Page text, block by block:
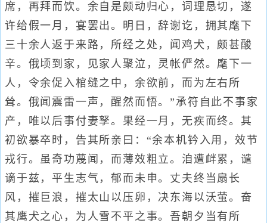
席，再拜而饮。余自是颇动归心，词理恳切，遂
许给假一月，宴罢出。明日，辞谢讫，拥其麾下
三十余人返于来路，所经之处，闻鸡犬，颇甚酸
辛。俄顷到家，见家人聚泣，灵帐俨然。麾下一
人，令余促入棺缝之中，余欲前，而为左右所
耸。俄闻震雷一声，醒然而悟。”承符自此不事家
产，唯以后事付妻孥。果经一月，无疾而终。其
初欲暴卒时，告其所亲曰：“余本机钤入用，效节
戎行。虽奇功蔑闻，而薄效粗立。洎遭衅累，谴
谪于兹，平生志气，郁而未申。丈夫终当扇长
风，摧巨浪，摧太山以压卵，决东海以沃萤。奋
其鹰犬之心，为人雪不平之事。吾朝夕当有所